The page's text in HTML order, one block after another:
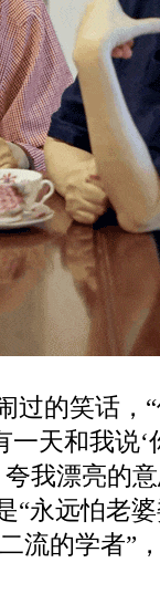
过的笑话，
天和我说‘
我漂亮的
“永远怕老
流的学者”